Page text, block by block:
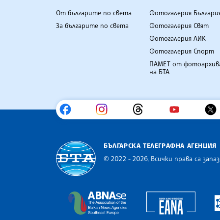
От българите по света
За българите по света
Фотогалерия
Фотогалерия Свят
Фотогалерия ЛИК
Фотогалерия Спорт
ПАМЕТ от
на БТА
БЪЛГАРСКА ТЕЛЕГРАФНА АГЕНЦИЯ
© 2022 - 2026, Всички права са
The Assocoation of the